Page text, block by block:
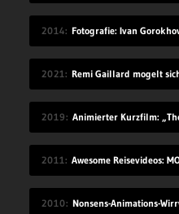
2014 Fotografie: Ivan
2021
2019 Animierter Kurzfilm:
2011 Awesome Reisevideos:
2010 Nonsens-Animations-